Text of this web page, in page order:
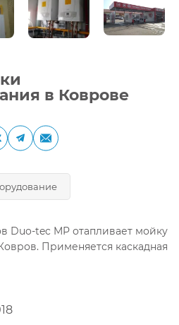
в Коврове
Duo-tec MP отапливает мойку
Применяется каскадная